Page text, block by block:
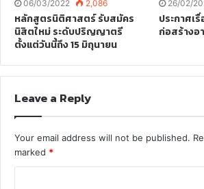
06/03/2022 2,086
หลักสูตรนิติศาสตร์ รับสมัคร
นิสิตใหม่ ระดับปริญญาตรี
ตั้งแต่วันนี้ถึง 15 มิถุนายน
26/02/
ประกาศเ
ก่อสร้างอ
Leave a Reply
Your email address will not be published.
marked *